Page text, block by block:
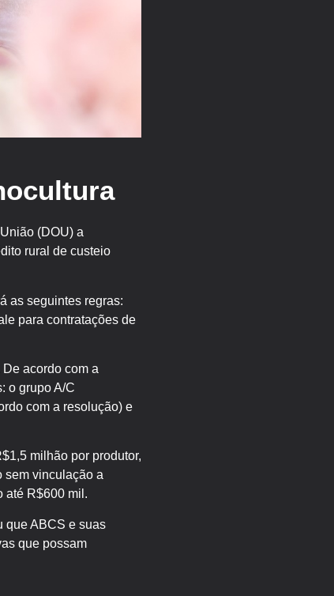
(DOU) a
rural de custeio
as seguintes regras:
para contratações de
acordo com a
o grupo A/C
com a resolução) e
milhão por produtor,
sem vinculação a
até R$600 mil.
que ABCS e suas
que possam